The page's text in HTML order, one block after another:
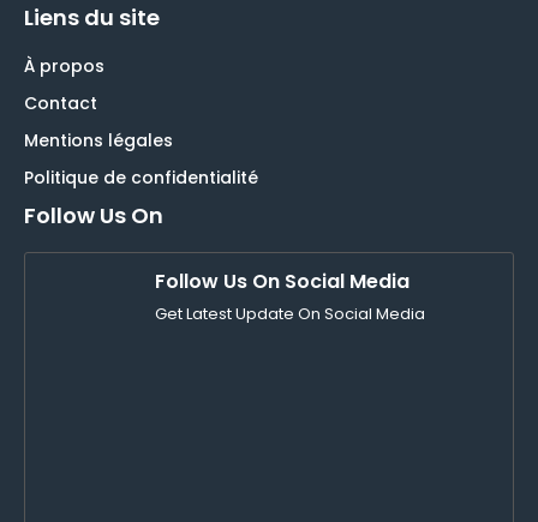
Liens du site
À propos
Contact
Mentions légales
Politique de confidentialité
Follow Us On
Follow Us On Social Media
Get Latest Update On Social Media